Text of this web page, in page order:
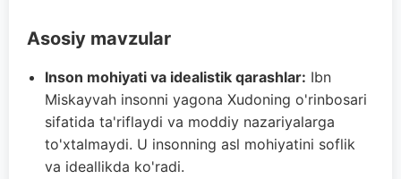
Asosiy mavzular
Inson mohiyati va idealistik qarashlar: Ibn
Miskayvah insonni yagona Xudoning o'rinbosari
sifatida ta'riflaydi va moddiy nazariyalarga
to'xtalmaydi. U insonning asl mohiyatini soflik
va ideallikda ko'radi.